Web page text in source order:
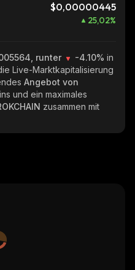
$0,00000445
25,02%
runter -4.10% in
Live-Marktkapitalisierung
Angebot von
und ein maximales
zusammen mit